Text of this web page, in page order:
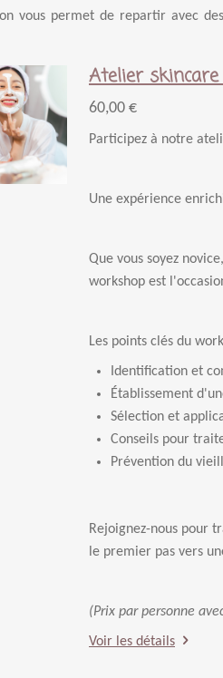
vous permet de repartir avec des
Atelier
60,00 €
Participez à notre
Une expérience
Que vous soyez
workshop est
Les points clés du
Identification et
Établissement
Sélection et
Conseils pour
Prévention du
Rejoignez-nous pour
le premier pas vers
(Prix par personne
Voir les détails